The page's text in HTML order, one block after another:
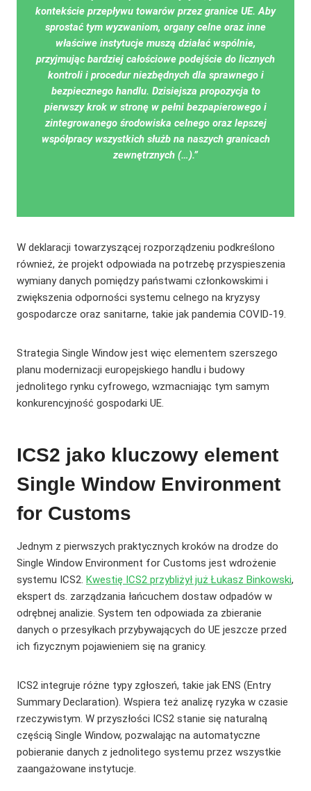
kontekście przepływu towarów przez granice UE. Aby
sprostać tym wyzwaniom, organy celne oraz inne
właściwe instytucje muszą działać wspólnie,
przyjmując bardziej całościowe podejście do licznych
kontroli i procedur niezbędnych dla sprawnego i
bezpiecznego handlu. Dzisiejsza propozycja to
pierwszy krok w stronę w pełni bezpapierowego i
zintegrowanego środowiska celnego oraz lepszej
współpracy wszystkich służb na naszych granicach
zewnętrznych (…).”
W deklaracji towarzyszącej rozporządzeniu podkreślono
również, że projekt odpowiada na potrzebę przyspieszenia
wymiany danych pomiędzy państwami członkowskimi i
zwiększenia odporności systemu celnego na kryzysy
gospodarcze oraz sanitarne, takie jak pandemia COVID-19.
Strategia Single Window jest więc elementem szerszego
planu modernizacji europejskiego handlu i budowy
jednolitego rynku cyfrowego, wzmacniając tym samym
konkurencyjność gospodarki UE.
ICS2 jako kluczowy element
Single Window Environment
for Customs
Jednym z pierwszych praktycznych kroków na drodze do
Single Window Environment for Customs jest wdrożenie
systemu ICS2. Kwestię ICS2 przybliżył już Łukasz Binkowski,
ekspert ds. zarządzania łańcuchem dostaw odpadów w
odrębnej analizie. System ten odpowiada za zbieranie
danych o przesyłkach przybywających do UE jeszcze przed
ich fizycznym pojawieniem się na granicy.
ICS2 integruje różne typy zgłoszeń, takie jak ENS (Entry
Summary Declaration). Wspiera też analizę ryzyka w czasie
rzeczywistym. W przyszłości ICS2 stanie się naturalną
częścią Single Window, pozwalając na automatyczne
pobieranie danych z jednolitego systemu przez wszystkie
zaangażowane instytucje.